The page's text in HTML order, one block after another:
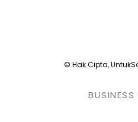
© Hak Cipta,